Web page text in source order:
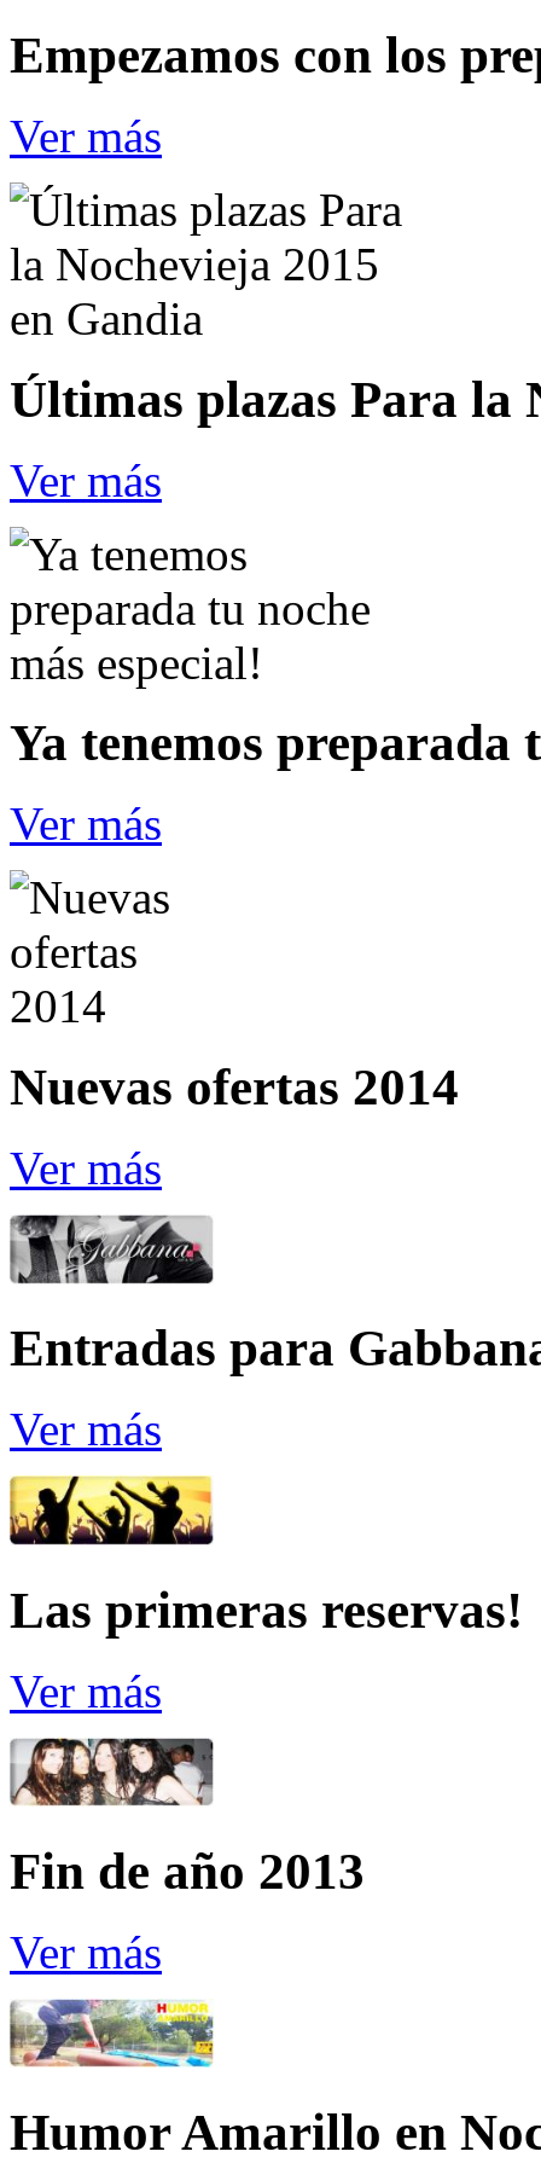
Empezamos con los
Ver más
Últimas plazas Para la
Ver más
Ya tenemos preparada
Ver más
Nuevas ofertas 2014
Ver más
Entradas para
Ver más
Las primeras reservas!
Ver más
Fin de año 2013
Ver más
Humor Amarillo en